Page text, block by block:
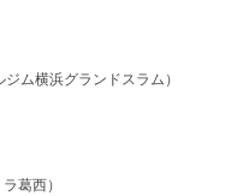
横浜グランドスラム）
西）